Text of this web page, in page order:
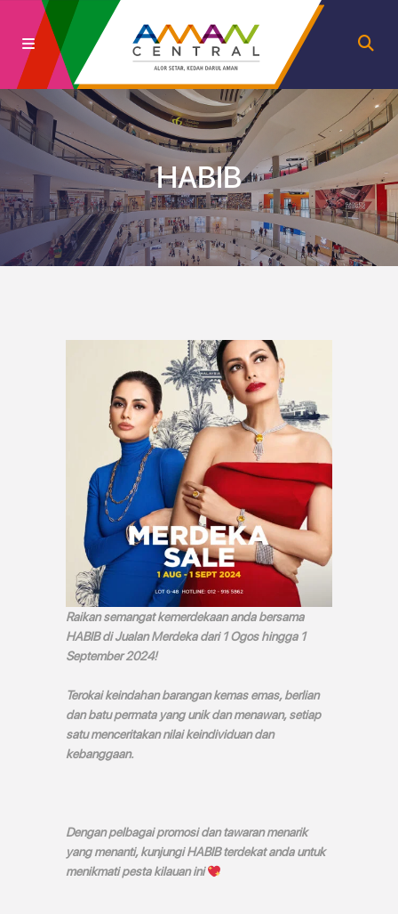
HABIB
Raikan semangat kemerdekaan anda bersama
HABIB di Jualan Merdeka dari 1 Ogos hingga 1
September 2024!
Terokai keindahan barangan kemas emas, berlian
dan batu permata yang unik dan menawan, setiap
satu menceritakan nilai keindividuan dan
kebanggaan.
Dengan pelbagai promosi dan tawaran menarik
yang menanti, kunjungi HABIB terdekat anda untuk
menikmati pesta kilauan ini